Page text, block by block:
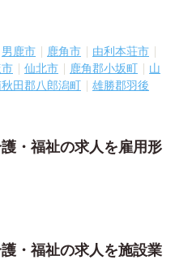
男鹿市 鹿角市
由利本荘市
仙北市 鹿角郡小坂町
山
田郡八郎潟町
雄勝郡羽後
・福祉の求人を雇用形
・福祉の求人を施設業